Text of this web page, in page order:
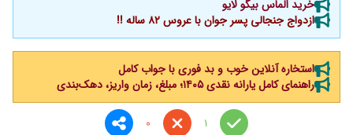
خرید الماس بیگو لایو
ازدواج جنجالی پسر جوان با عروس 82 ساله !!
استخاره آنلاین خوب و بد فوری با جواب کامل
راهنمای کامل یارانه نقدی ۱۴۰۵؛ مبلغ، زمان واریز، دهک‌بندی
1
0